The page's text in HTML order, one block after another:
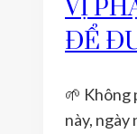
VỊ
ĐỂ
🌱 Không
này, ngày